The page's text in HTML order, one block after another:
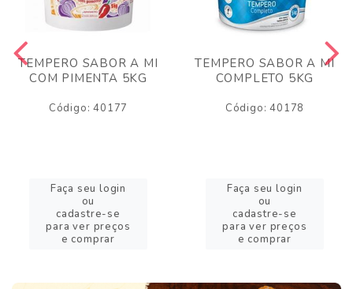
TEMPERO SABOR A MI
COM PIMENTA 5KG
Código: 40177
Faça seu login
ou
cadastre-se
para ver preços
e comprar
TEMPERO SABOR A MI
COMPLETO 5KG
Código: 40178
Faça seu login
ou
cadastre-se
para ver preços
e comprar